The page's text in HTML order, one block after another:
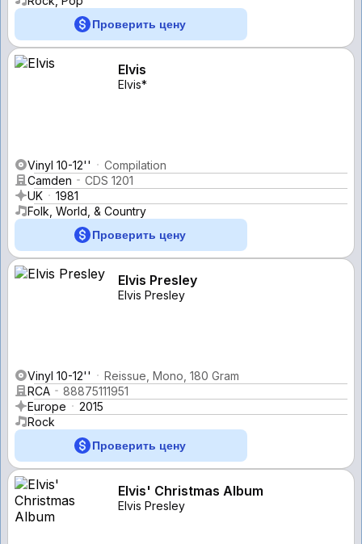
Проверить цену
Elvis
Elvis*
Vinyl 10-12''
Compilation
Camden
CDS 1201
UK
1981
Folk, World, & Country
Проверить цену
Elvis Presley
Elvis Presley
Vinyl 10-12''
Reissue, Mono, 180 Gram
RCA
88875111951
Europe
2015
Rock
Проверить цену
Elvis' Christmas Album
Elvis Presley